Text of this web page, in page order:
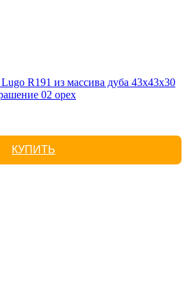
R191 из массива дуба 43х43х30
02 орех
КУПИТЬ